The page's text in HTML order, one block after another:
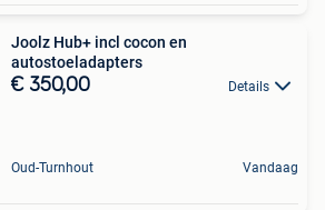
Joolz Hub+ incl cocon en
autostoeladapters
€ 350,00 Details
Oud-Turnhout Vandaag